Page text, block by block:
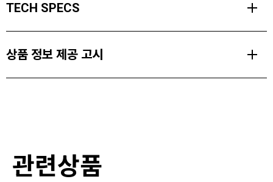
유기농 면 소재와 약간의 신축성이 적용된 클래식한 5포켓 팬츠입니
다.
거셋 처리된 가랑이는 보다 자유로운 움직임을 제공합니다.
가랑이 거셋 처리
TECH SPECS
Stretch Cotton Canvas (48% Organic Cotton 48% Polyester 4%
Elastane 285gsm)
상품 정보 제공 고시
상세정보참조
관련상품